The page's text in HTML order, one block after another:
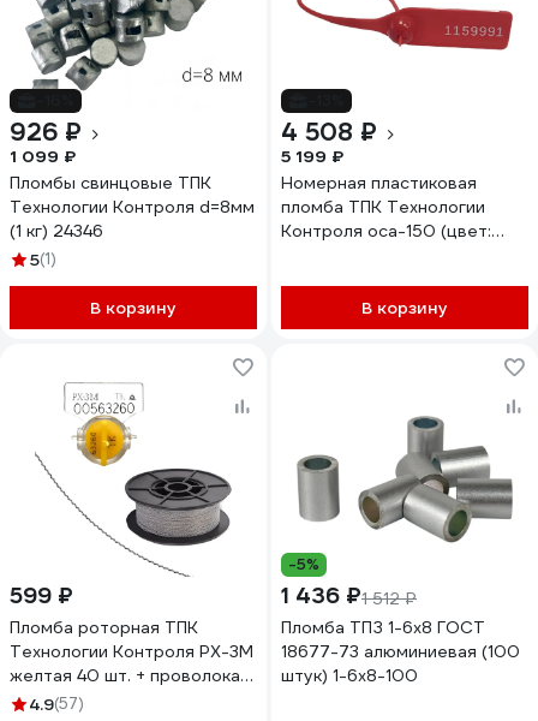
926 ₽
1 099 ₽
Пломбы свинцовые ТПК
Технологии Контроля d=8мм
(1 кг) 24346
5(1)
В корзину
4 508 ₽
5 199 ₽
Номерная пластиковая
пломба ТПК Технологии
Контроля оса-150 (цвет:
В корзину
599 ₽
Пломба роторная ТПК
Технологии Контроля РХ-3М
желтая 40 шт. + проволока
пломбировочная 0.5/50м
4.9(57)
-5%
1 436 ₽1 512 ₽
Пломба ТПЗ 1-6x8 ГОСТ
18677-73 алюминиевая (100
штук) 1-6х8-100